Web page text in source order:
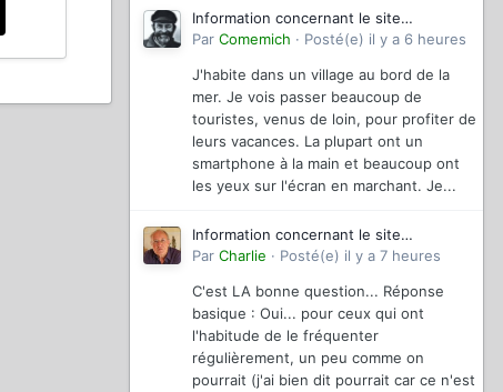
Information concernant le site
magazinevideo
Par Comemich · Posté(e) il y a 6 heures
J'habite dans un village au bord de la
mer. Je vois passer beaucoup de
touristes, venus de loin, pour profiter de
leurs vacances. La plupart ont un
smartphone à la main et beaucoup ont
les yeux sur l'écran en marchant. Je...
Information concernant le site
magazinevideo
Par Charlie · Posté(e) il y a 7 heures
C'est LA bonne question... Réponse
basique : Oui... pour ceux qui ont
l'habitude de le fréquenter
régulièrement, un peu comme on
pourrait (j'ai bien dit pourrait car ce n'est